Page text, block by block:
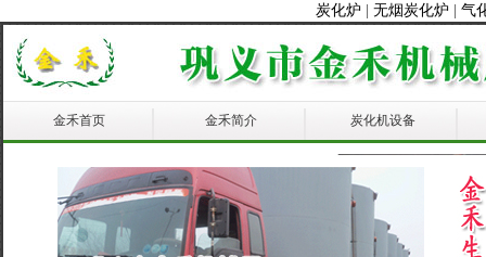
炭化炉 无烟炭化炉 气
金禾首页 金禾简介 炭化机设备